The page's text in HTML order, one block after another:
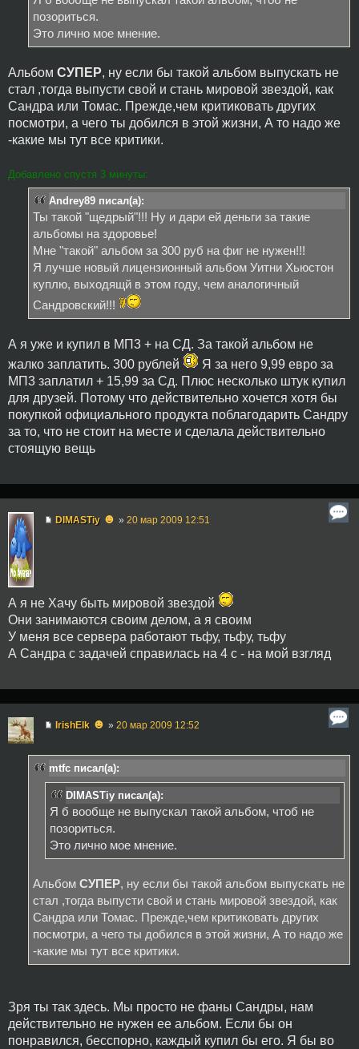
позориться.
Это лично мое мнение.
Альбом СУПЕР, ну если бы такой альбом выпускать не
стал ,тогда выпусти свой и стань мировой звездой, как
Сандра или Томас. Прежде,чем критиковать других
посмотри, а чего ты добился в этой жизни, А то надо же
-какие мы тут все критики.
Добавлено спустя 3 минуты:
Andrey89 писал(а):
Ты такой "щедрый"!!! Ну и дари ей деньги за такие
альбомы на здоровье!
Мне "такой" альбом за 300 руб на фиг не нужен!!!
Я лучше новый лицензионный альбом Уитни Хьюстон
куплю, выходящй в этом году, чем аналогичный
Сандровский!!!
А я уже и купил в МП3 + на СД. За такой альбом не
жалко заплатить. 300 рублей
Я за него 9,99 евро за
МП3 заплатил + 15,99 за Сд. Плюс несколько штук купил
для друзей. Потому что действительно хочется хотя бы
покупкой официального продукта поблагодарить Сандру
за то, что не стоит на месте и сделала действительно
стоящую вещь
DIMASTiy ☻ » 20 мар 2009 12:51
А я не Хачу быть мировой звездой
Они занимаются своим делом, а я своим
У меня все сервера работают тьфу, тьфу, тьфу
А Сандра с задачей справилась на 4 с - на мой взгляд
IrishElk ☻ » 20 мар 2009 12:52
mtfc писал(а):
DIMASTiy писал(а):
Я б вообще не выпускал такой альбом, чтоб не
позориться.
Это лично мое мнение.
Альбом СУПЕР, ну если бы такой альбом выпускать не
стал ,тогда выпусти свой и стань мировой звездой, как
Сандра или Томас. Прежде,чем критиковать других
посмотри, а чего ты добился в этой жизни, А то надо же
-какие мы тут все критики.
Зря ты так здесь. Мы просто не фаны Сандры, нам
действительно не нужен ее альбом. Если бы он
понравился, бесспорно, каждый купил бы его. Я бы во